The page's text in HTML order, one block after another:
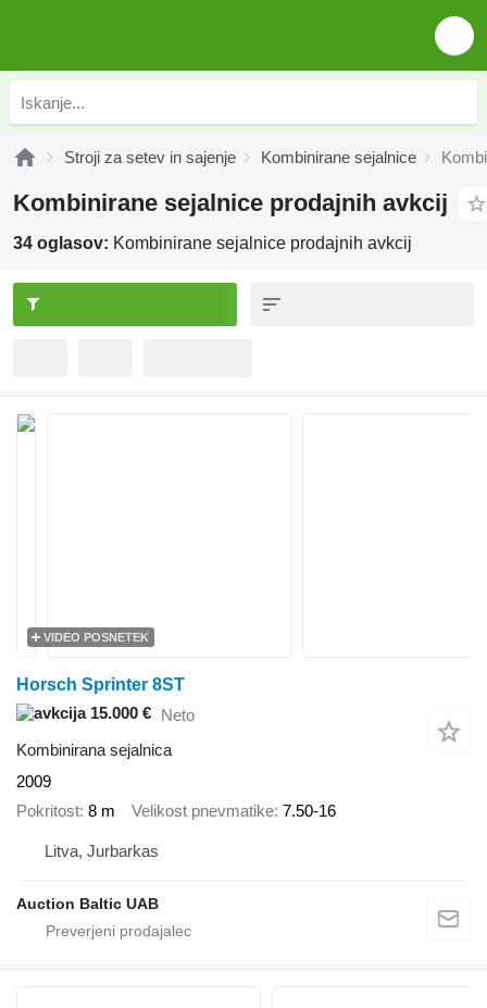
Stroji za setev in sajenje Kombinirane sejalnice
Kombinirane sejalnice prodajnih avkcij
34 oglasov: Kombinirane sejalnice prodajnih avkcij
VIDEO POSNETEK
Horsch Sprinter 8ST
15.000 € Neto
Kombinirana sejalnica
2009
Pokritost 8 m Velikost pnevmatike 7.50-16
Litva, Jurbarkas
Auction Baltic UAB